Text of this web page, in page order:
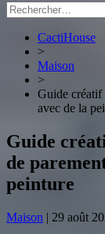
Rechercher :
CactiHouse
>
Maison
>
Guide créatif
avec de la
Guide
de
peinture
Maison | 29 août